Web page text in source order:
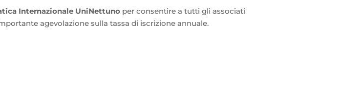
Internazionale UniNettuno per consentire a tutti gli associati
agevolazione sulla tassa di iscrizione annuale.